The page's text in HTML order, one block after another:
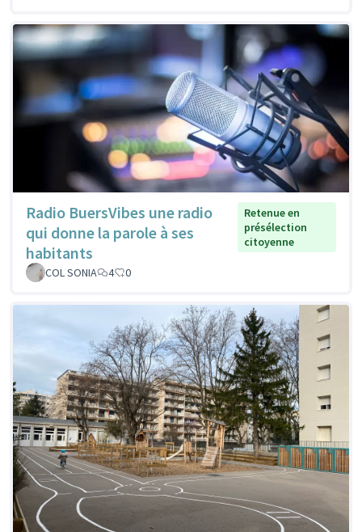
Radio BuersVibes une radio
qui donne la parole à ses
habitants
Retenue en
présélection
citoyenne
COL SONIA 4 0